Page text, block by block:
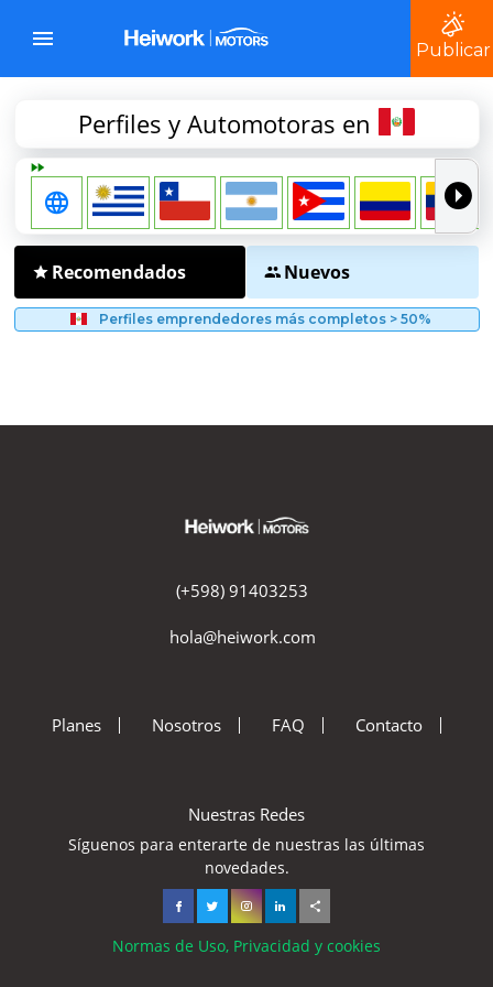
Publicar
Perfiles y Automotoras en
Recomendados Nuevos
Perfiles emprendedores más completos > 50%
(+598) 91403253
hola@heiwork.com
Planes Nosotros FAQ Contacto
Nuestras Redes
Síguenos para enterarte de nuestras las últimas
novedades.
Normas de Uso, Privacidad y cookies